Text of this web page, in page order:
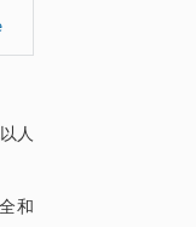
人
和